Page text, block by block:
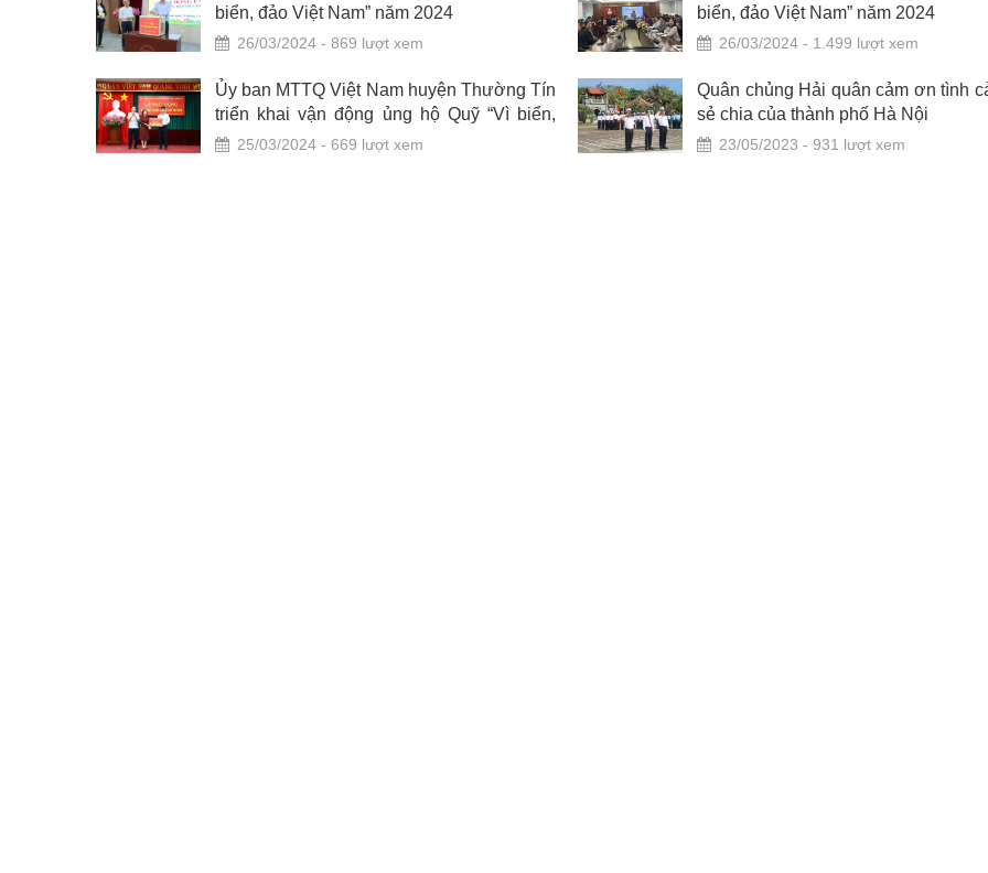
biển, đảo Việt Nam” năm 2024
26/03/2024 - 869 lượt xem
biển, đảo Việt Nam” năm 2024
26/03/2024 - 1.499 lượt xem
Ủy ban MTTQ Việt Nam huyện Thường Tín
triển khai vận động ủng hộ Quỹ “Vì biển,
đảo Việt Nam” năm 2024
25/03/2024 - 669 lượt xem
Quân chủng Hải quân cảm ơn tình
sẻ chia của thành phố Hà Nội
23/05/2023 - 931 lượt xem